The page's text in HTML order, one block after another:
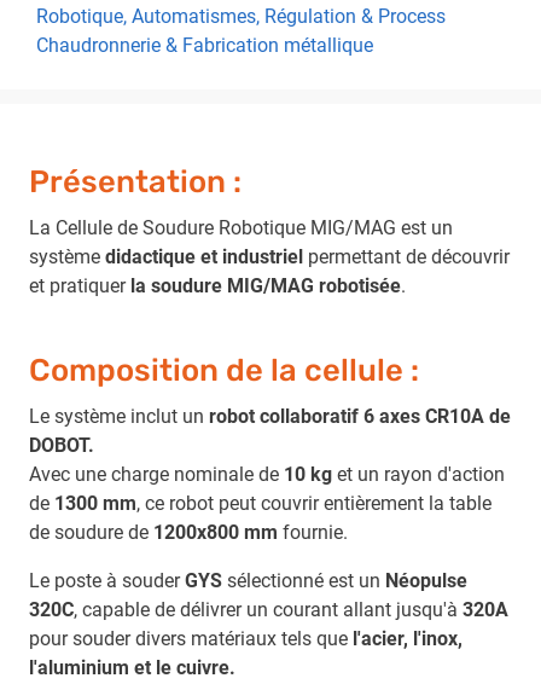
Robotique, Automatismes, Régulation & Process
Chaudronnerie & Fabrication métallique
Présentation :
La Cellule de Soudure Robotique MIG/MAG est un
système didactique et industriel permettant de découvrir
et pratiquer la soudure MIG/MAG robotisée.
Composition de la cellule :
Le système inclut un robot collaboratif 6 axes CR10A de
DOBOT.
Avec une charge nominale de 10 kg et un rayon d'action
de 1300 mm, ce robot peut couvrir entièrement la table
de soudure de 1200x800 mm fournie.
Le poste à souderGYS sélectionné est un Néopulse
320C, capable de délivrer un courant allant jusqu'à 320A
pour souder divers matériaux tels que l'acier, l'inox,
l'aluminium et le cuivre.